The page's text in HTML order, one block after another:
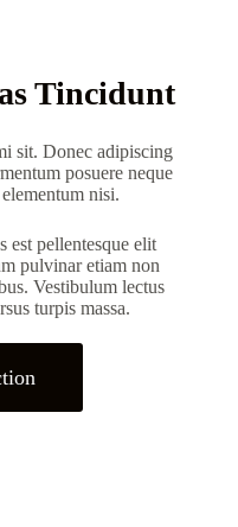
Tincidunt
sit. Donec adipiscing
posuere neque
nisi.
est pellentesque elit
pulvinar etiam non
Vestibulum lectus
turpis massa.